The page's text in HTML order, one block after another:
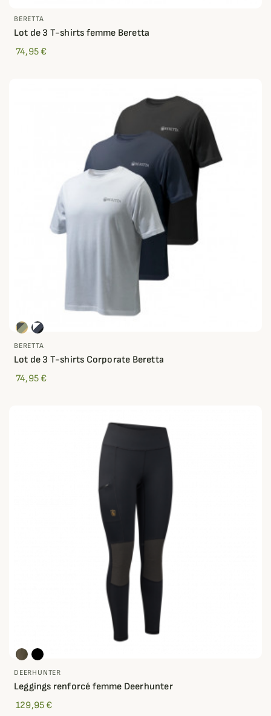
BERETTA
Lot de 3 T-shirts femme Beretta
74,95 €
BERETTA
Lot de 3 T-shirts Corporate Beretta
74,95 €
DEERHUNTER
Leggings renforcé femme Deerhunter
129,95 €